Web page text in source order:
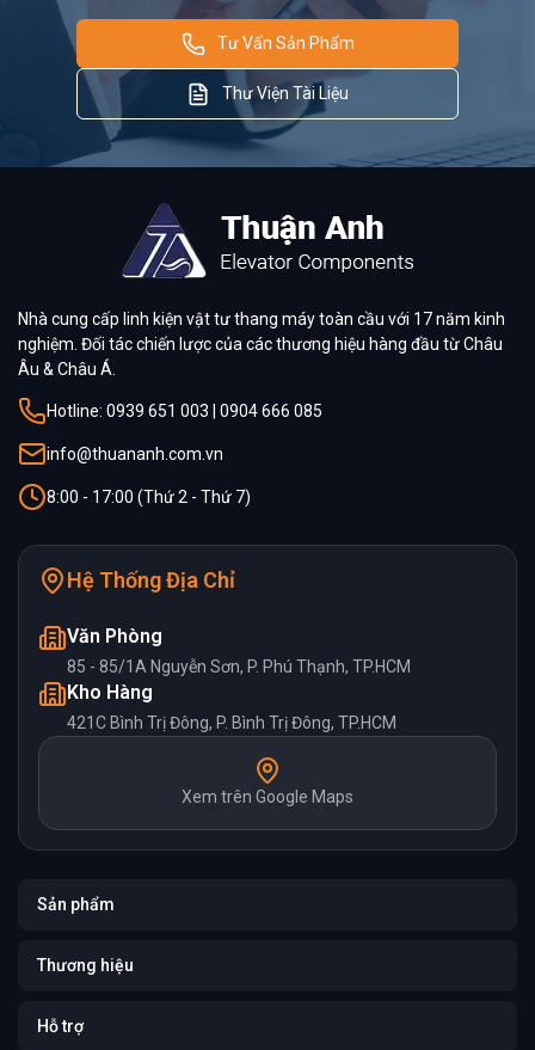
Tư Vấn Sản Phẩm
Thư Viện Tài Liệu
Nhà cung cấp linh kiện vật tư thang máy toàn cầu với 17 năm kinh
nghiệm. Đối tác chiến lược của các thương hiệu hàng đầu từ Châu
Âu & Châu Á.
Hotline: 0939 651 003 | 0904 666 085
info@thuananh.com.vn
8:00 - 17:00 (Thứ 2 - Thứ 7)
Hệ Thống Địa Chỉ
Văn Phòng
85 - 85/1A Nguyễn Sơn, P. Phú Thạnh, TP.HCM
Kho Hàng
421C Bình Trị Đông, P. Bình Trị Đông, TP.HCM
Xem trên Google Maps
Sản phẩm
Thương hiệu
Hỗ trợ